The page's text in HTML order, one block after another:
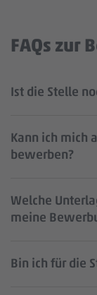
FAQs zur
Ist die Stelle
Kann ich mich
bewerben?
Welche
meine
Bin ich für die